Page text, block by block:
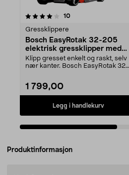
10anmeldelser
Gressklippere
Bosch EasyRotak 32-205
elektrisk gressklipper med
oppsamler
Klipp gresset enkelt og raskt, selv
nær kanter. Bosch EasyRotak 32-
1 799,00
Legg i handlekurv
4.0av 5 stjerner
Produktinformasjon